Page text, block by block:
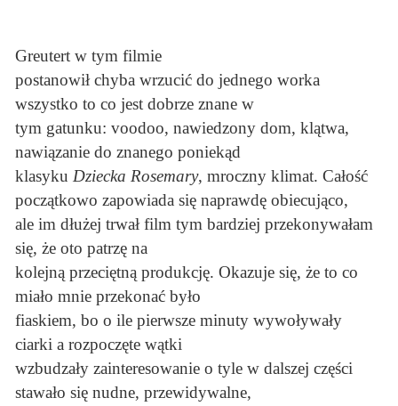
Greutert w tym filmie
postanowił chyba wrzucić do jednego worka
wszystko to co jest dobrze znane w
tym gatunku: voodoo, nawiedzony dom, klątwa,
nawiązanie do znanego poniekąd
klasyku Dziecka Rosemary, mroczny klimat. Całość
początkowo zapowiada się naprawdę obiecująco,
ale im dłużej trwał film tym bardziej przekonywałam
się, że oto patrzę na
kolejną przeciętną produkcję. Okazuje się, że to co
miało mnie przekonać było
fiaskiem, bo o ile pierwsze minuty wywoływały
ciarki a rozpoczęte wątki
wzbudzały zainteresowanie o tyle w dalszej części
stawało się nudne, przewidywalne,